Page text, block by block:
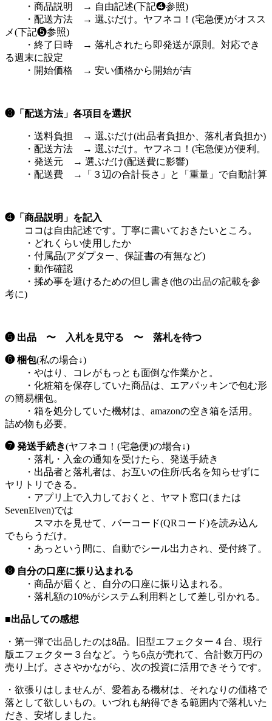
・商品説明 → 自由記述(下記❹参照)
・配送方法 → 選ぶだけ。ヤフネコ！(宅急便)がオスス
メ(下記❺参照)
・終了日時 → 落札されたら即発送が原則。対応でき
る週末に設定
・開始価格 → 安い価格から開始が吉
❸「配送方法」各項目を選択
・送料負担 → 選ぶだけ(出品者負担か、落札者負担か)
・配送方法 → 選ぶだけ。ヤフネコ！(宅急便)が便利。
・発送元 → 選ぶだけ(配送費に影響)
・配送費 →「３辺の合計長さ」と「重量」で自動計算
❹「商品説明」を記入
ココは自由記述です。丁寧に書いておきたいところ。
・どれくらい使用したか
・付属品(アダプター、保証書の有無など)
・動作確認
・揉め事を避けるための但し書き(他の出品の記載を参
考に)
❺ 出品 〜 入札を見守る 〜 落札を待つ
❻ 梱包(私の場合↓)
・やはり、コレがもっとも面倒な作業かと。
・化粧箱を保存していた商品は、エアパッキンで包む形
の簡易梱包。
・箱を処分していた機材は、amazonの空き箱を活用。
詰め物も必要。
❼ 発送手続き(ヤフネコ！(宅急便)の場合↓)
・落札・入金の通知を受けたら、発送手続き
・出品者と落札者は、お互いの住所/氏名を知らせずに
ヤリトリできる。
・アプリ上で入力しておくと、ヤマト窓口(または
SevenElven)では
スマホを見せて、バーコード(QRコード)を読み込ん
でもらうだけ。
・あっという間に、自動でシール出力され、受付終了。
❽ 自分の口座に振り込まれる
・商品が届くと、自分の口座に振り込まれる。
・落札額の10%がシステム利用料として差し引かれる。
■出品しての感想
・第一弾で出品したのは8品。旧型エフェクター４台、現行
版エフェクター３台など。うち6点が売れて、合計数万円の
売り上げ。ささやかながら、次の投資に活用できそうです。
・欲張りはしませんが、愛着ある機材は、それなりの価格で
落として欲しいもの。いづれも納得できる範囲内で落札いた
だき、安堵しました。